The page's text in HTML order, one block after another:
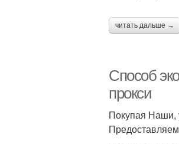
читать дальше →
Способ
прокси
Покупая Наши,